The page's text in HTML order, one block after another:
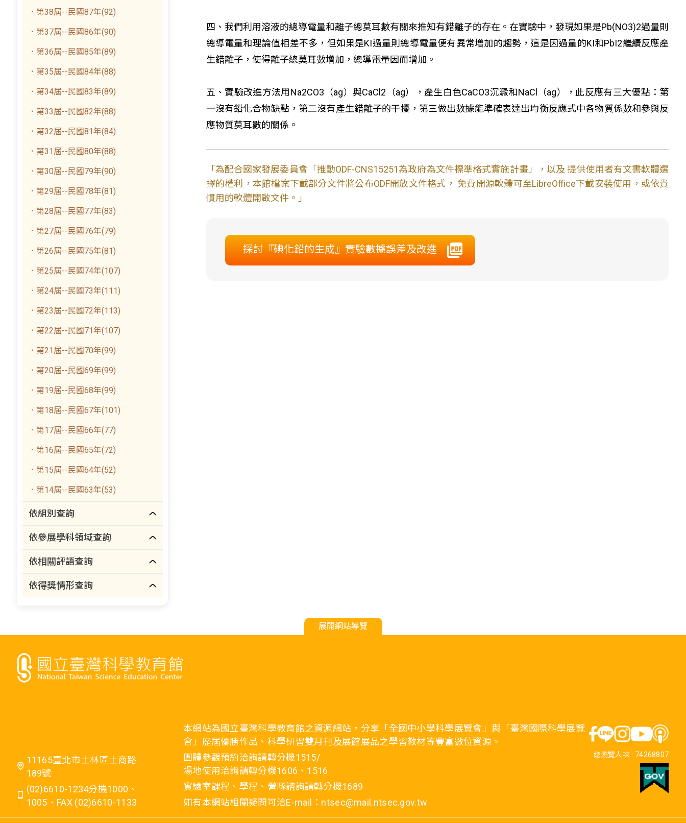
．第38屆--民國87年(92)
．第37屆--民國86年(90)
．第36屆--民國85年(89)
．第35屆--民國84年(88)
．第34屆--民國83年(89)
．第33屆--民國82年(88)
．第32屆--民國81年(84)
．第31屆--民國80年(88)
．第30屆--民國79年(90)
．第29屆--民國78年(81)
．第28屆--民國77年(83)
．第27屆--民國76年(79)
．第26屆--民國75年(81)
．第25屆--民國74年(107)
．第24屆--民國73年(111)
．第23屆--民國72年(113)
．第22屆--民國71年(107)
．第21屆--民國70年(99)
．第20屆--民國69年(99)
．第19屆--民國68年(99)
．第18屆--民國67年(101)
．第17屆--民國66年(77)
．第16屆--民國65年(72)
．第15屆--民國64年(52)
．第14屆--民國63年(53)
依組別查詢
依參展學科領域查詢
依相關評語查詢
依得獎情形查詢
四、我們利用溶液的總導電量和離子總莫耳數有關來推知有錯離子的存在。在實驗中，發現如果是Pb(NO3)2過量則
總導電量和理論值相差不多，但如果是KI過量則總導電量便有異常增加的趨勢，這是因過量的KI和PbI2繼續反應產
生錯離子，使得離子總莫耳數增加，總導電量因而增加。
五、實驗改進方法用Na2CO3 （ag） 與CaCl 2 （ag） ，產生白色CaCO3沉澱和NaCl （ag）
，此反應有三大優點：第
一沒有鉛化合物缺點，第二沒有產生錯離子的干擾，第三做出數據能準確表達出均衡反應式中各物質係數和參與反
應物質莫耳數的關係。
「為配合國家發展委員會「推動ODF-CNS15251為政府為文件標準格式實施計畫」，以及 提供使用者有文書軟體選
擇的權利，本館檔案下載部分文件將公布ODF開放文件格式， 免費開源軟體可至LibreOffice下載安裝使用，或依貴
慣用的軟體開啟文件。」
探討『碘化鉛的生成』實驗數據誤差及改進
展開網站導覽
11165臺北市士林區士商路
189號
(02)6610-1234分機1000、
1005．FAX (02)6610-1133
本網站為國立臺灣科學教育館之資源網站，分享「全國中小學科學展覽會」與「臺灣國際科學展覽
會」歷屆優勝作品、科學研習雙月刊及展館展品之學習教材等豐富數位資源。
團體參觀預約洽詢請轉分機1515/
場地使用洽詢請轉分機1606、1516
實驗室課程、學程、營隊諮詢請轉分機1689
如有本網站相關疑問可洽E-mail：ntsec@mail.ntsec.gov.tw
總瀏覽人次 : 74268807